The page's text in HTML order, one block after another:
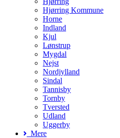
Hjørring Kommune
Horne
Indland
Kjul
Lønstrup
Mygdal
Nejst
Nordjylland
Sindal
Tannisby
Tornby
Tversted
Udland
Uggerby
Mere